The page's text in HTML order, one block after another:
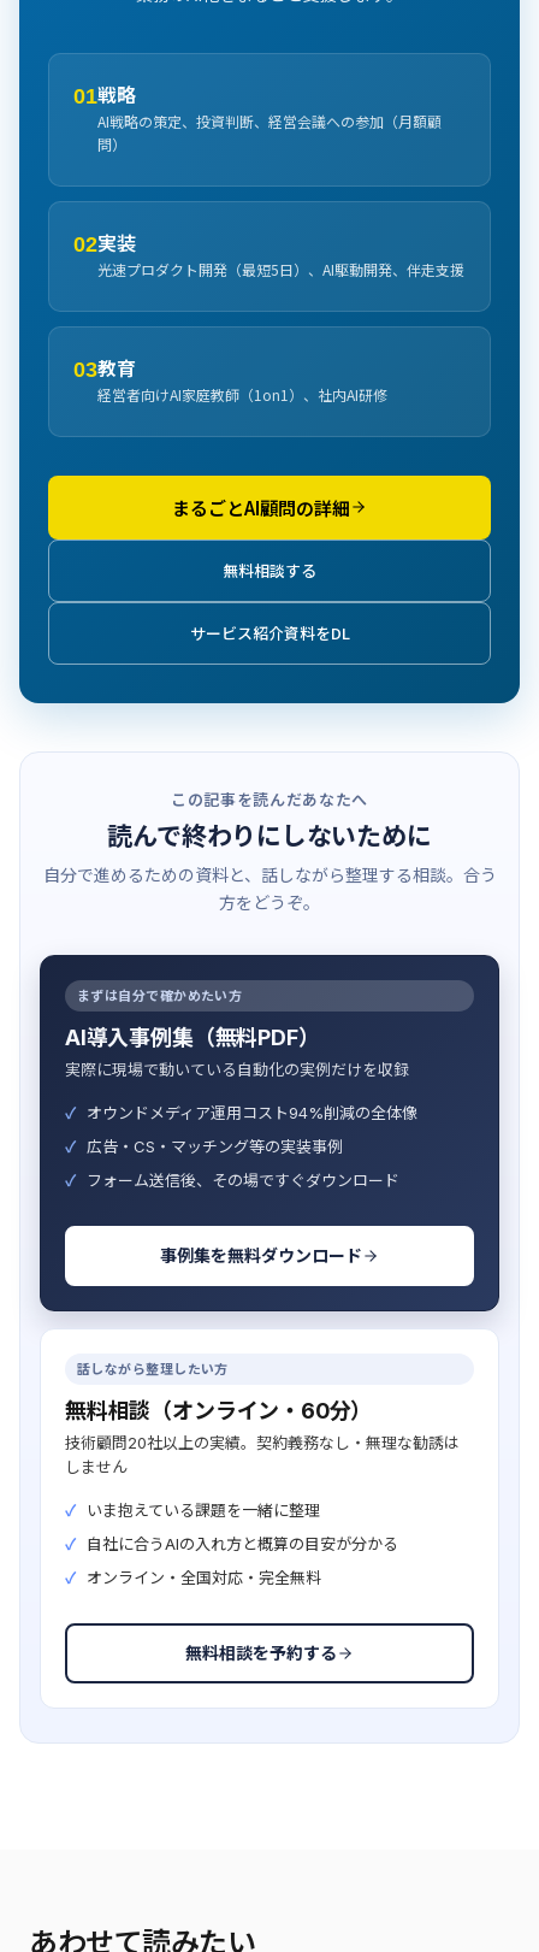
01戦略
AI戦略の策定、投資判断、経営会議への参加（月額顧
問）
02実装
光速プロダクト開発（最短5日）、AI駆動開発、伴走支援
03教育
経営者向けAI家庭教師（1on1）、社内AI研修
まるごとAI顧問の詳細
無料相談する
サービス紹介資料をDL
この記事を読んだあなたへ
読んで終わりにしないために
自分で進めるための資料と、話しながら整理する相談。合う
方をどうぞ。
まずは自分で確かめたい方
AI導入事例集（無料PDF）
実際に現場で動いている自動化の実例だけを収録
オウンドメディア運用コスト94%削減の全体像
広告・CS・マッチング等の実装事例
フォーム送信後、その場ですぐダウンロード
事例集を無料ダウンロード
話しながら整理したい方
無料相談（オンライン・60分）
技術顧問20社以上の実績。契約義務なし・無理な勧誘は
しません
いま抱えている課題を一緒に整理
自社に合うAIの入れ方と概算の目安が分かる
オンライン・全国対応・完全無料
無料相談を予約する
あわせて読みたい